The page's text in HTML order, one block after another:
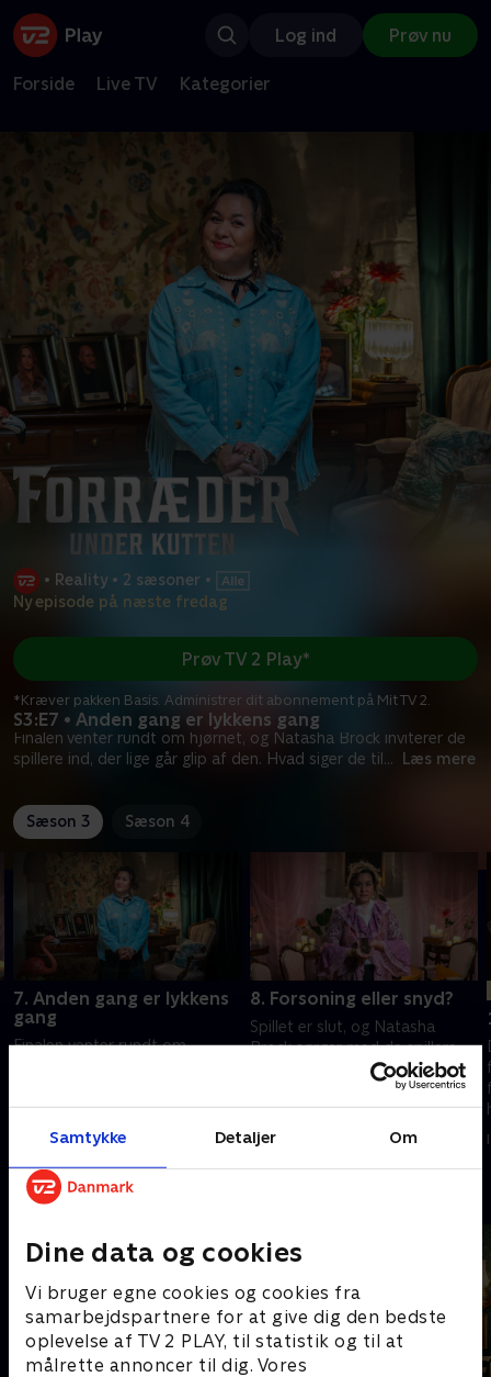
Samtykke Detaljer Om
Dine data og cookies
Vi bruger egne cookies og cookies fra
samarbejdspartnere for at give dig den bedste
oplevelse af TV 2 PLAY, til statistik og til at
målrette annoncer til dig. Vores
Log ind Prøv nu
Forside Live TV Kategorier
• Reality • 2 sæsoner •
Ny episode på næste fredag
S3:E7 • Anden gang er lykkens gang
Finalen venter rundt om hjørnet, og Natasha Brock inviterer de
spillere ind, der lige går glip af den. Hvad siger de til ... Læs mere
Prøv TV 2 Play*
*Kræver pakken Basis. Administrer dit abonnement på Mit TV 2.
Sæson 3 Sæson 4
7. Anden gang er lykkens
gang
Finalen venter rundt om
går glip af den. Hvad siger de
til dem, der gemmer sig 'Under
29. maj 2026 • 22 min
8. Forsoning eller snyd?
Spillet er slut, og Natasha
Brock sørger med de spillere,
der taber lige på målstregen,
og hylder de spillere, der
forlader slottet med sejren.
Andre så også